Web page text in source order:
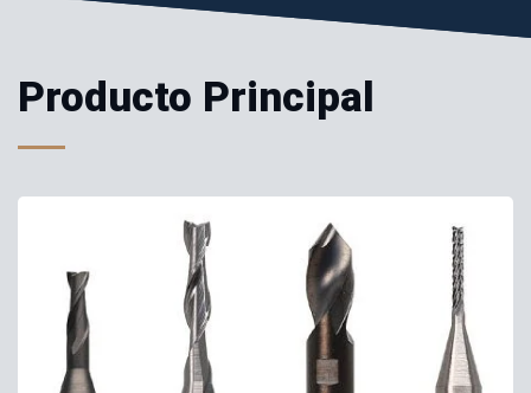
Producto Principal